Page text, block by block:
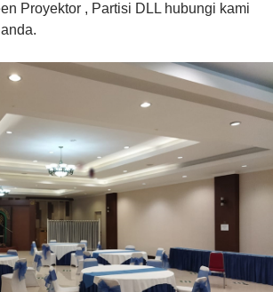
Proyektor , Partisi DLL hubungi kami